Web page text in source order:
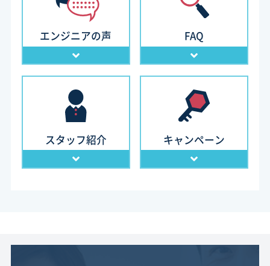
エンジニアの声 FAQ
スタッフ紹介 キャンペーン